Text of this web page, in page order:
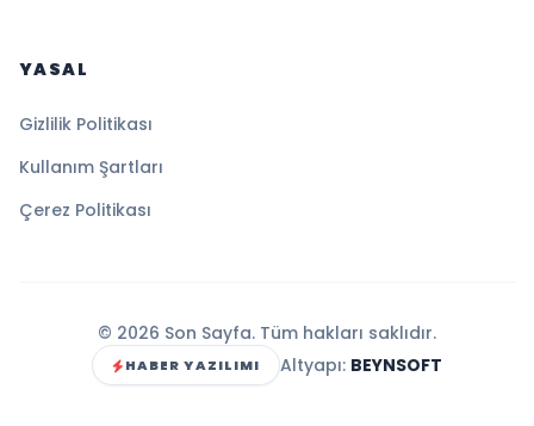
YASAL
Gizlilik Politikası
Kullanım Şartları
Çerez Politikası
© 2026 Son Sayfa. Tüm hakları saklıdır.
HABER YAZILIMI Altyapı: BEYNSOFT